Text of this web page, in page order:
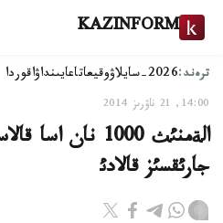
KAZINFORM
ترەند:2026-سايلاۋ وقيعاتاعايىنداۋاقوردا
14:00, 21 ناۋرىز 2014
الةمنئث 1000 نان
جارئقسئز قالادئ